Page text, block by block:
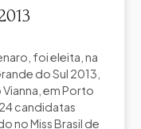
foi eleita, na
do Sul 2013,
em Porto
candidatas
no Miss Brasil de